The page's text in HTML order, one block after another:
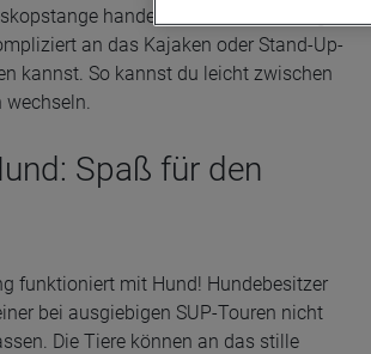
handelt, damit du die Länge
an das Kajaken oder Stand-Up-
kannst. So kannst du leicht zwischen
wechseln.
Spaß für den
funktioniert mit Hund! Hundebesitzer
bei ausgiebigen SUP-Touren nicht
Die Tiere können an das stille